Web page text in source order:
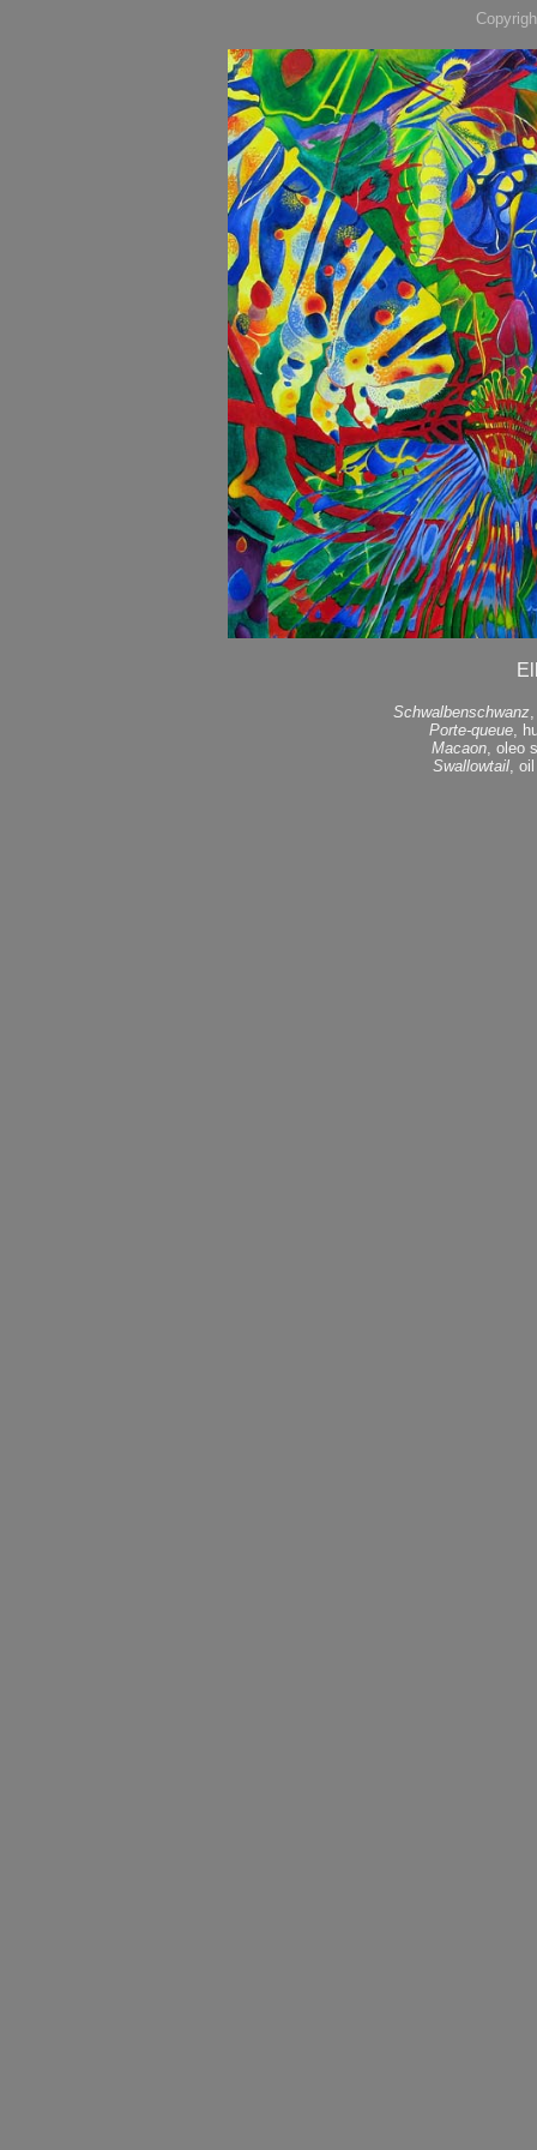
Schwalbenschwanz
Porte-queue ,
Macaon, oleo
Swallowtail ,